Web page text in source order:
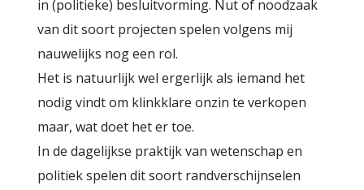
in (politieke) besluitvorming. Nut of noodzaak
van dit soort projecten spelen volgens mij
nauwelijks nog een rol.
Het is natuurlijk wel ergerlijk als iemand het
nodig vindt om klinkklare onzin te verkopen
maar, wat doet het er toe.
In de dagelijkse praktijk van wetenschap en
politiek spelen dit soort randverschijnselen